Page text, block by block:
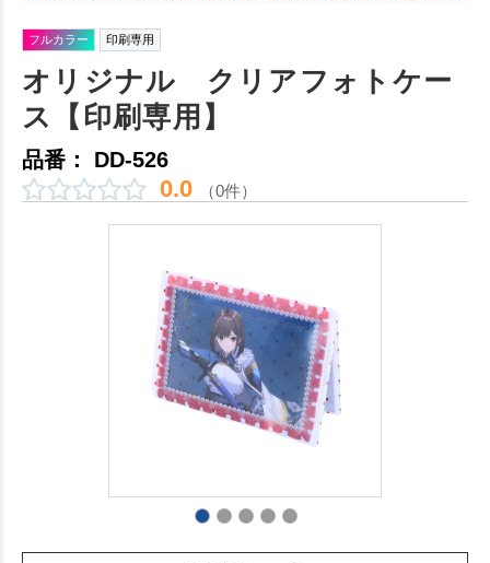
フルカラー 印刷専用
オリジナル クリアフォトケー
ス【印刷専用】
品番： DD-526
0.0 （0件）